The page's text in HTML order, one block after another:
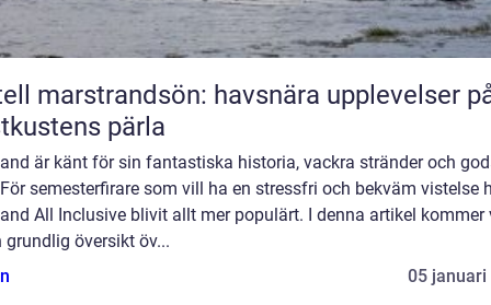
marstrandsön: havsnära upplevelser
pärla
är känt för sin fantastiska historia, vackra stränder och
semesterfirare som vill ha en stressfri och bekväm vistelse
All Inclusive blivit allt mer populärt. I denna artikel kommer
grundlig översikt öv...
05 januari